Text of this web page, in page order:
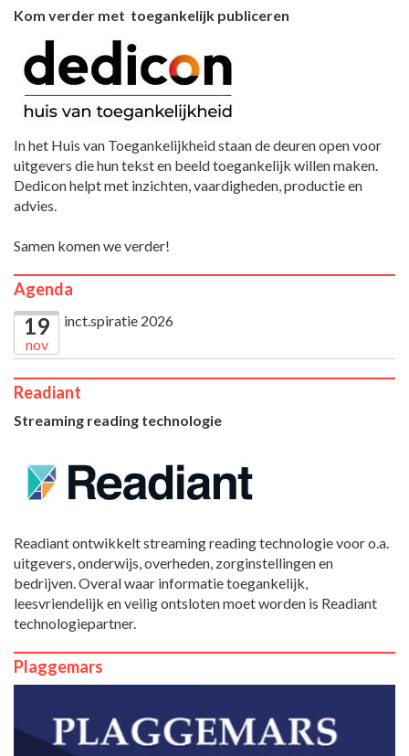
Kom verder met toegankelijk publiceren
In het Huis van Toegankelijkheid staan de deuren open voor
uitgevers die hun tekst en beeld toegankelijk willen maken.
Dedicon helpt met inzichten, vaardigheden, productie en
advies.
Samen komen we verder!
Agenda
19
nov
inct.spiratie 2026
Readiant
Streaming reading technologie
Readiant ontwikkelt streaming reading technologie voor o.a.
uitgevers, onderwijs, overheden, zorginstellingen en
bedrijven. Overal waar informatie toegankelijk,
leesvriendelijk en veilig ontsloten moet worden is Readiant
technologiepartner.
Plaggemars